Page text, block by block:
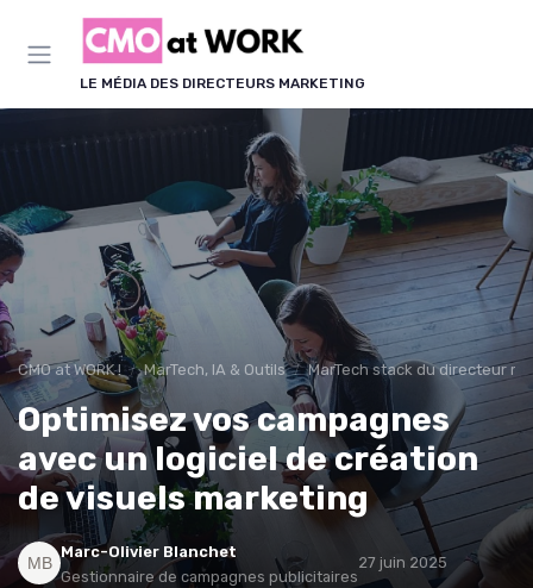
LE MÉDIA DES DIRECTEURS MARKETING
CMO at WORK ! MarTech, IA & Outils MarTech stack du directeur
Optimisez vos campagnes
avec un logiciel de création
de visuels marketing
Marc-Olivier Blanchet
Gestionnaire de campagnes publicitaires
27 juin 2025
Panneau de gestion des cookies